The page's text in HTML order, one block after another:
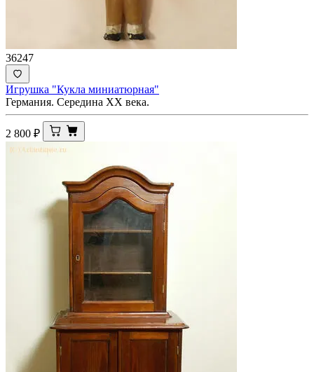
36247
Игрушка "Кукла миниатюрная"
Германия. Середина ХХ века.
2 800 ₽